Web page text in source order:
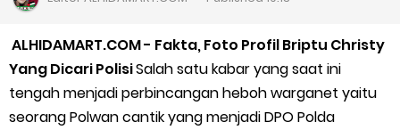
Apa itu Grab Saap? Layanan Antri Online Terbaru Dari Grab
Cara Jitu Mendapat Voucher Gojek Gratis
ALHIDAMART.COM - Fakta, Foto Profil Briptu Christy
Yang Dicari PolisiSalah satu kabar yang saat ini
tengah menjadi perbincangan heboh warganet yaitu
seorang Polwan cantik yang menjadi DPO Polda